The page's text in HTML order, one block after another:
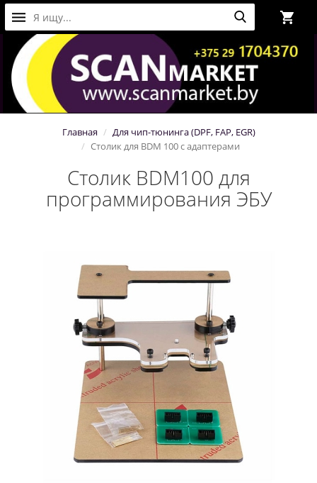
Главная
Для чип-тюнинга (DPF, FAP, EGR)
Столик для BDM 100 с адаптерами
Столик BDM100 для
программирования ЭБУ